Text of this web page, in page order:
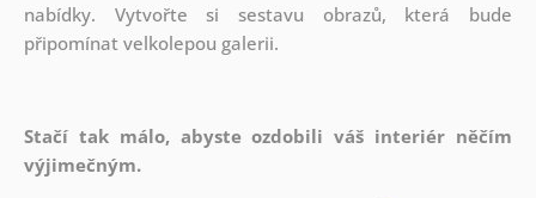
nabídky. Vytvořte si sestavu obrazů, která bude
připomínat velkolepou galerii.
Stačí tak málo, abyste ozdobili váš interiér něčím
výjimečným.